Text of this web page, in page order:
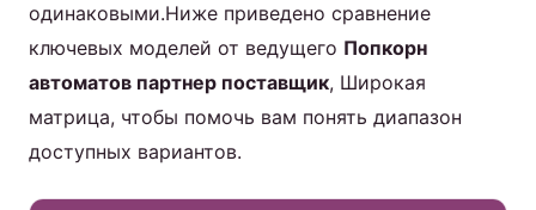
одинаковыми.Ниже приведено сравнение
ключевых моделей от ведущего Попкорн
автоматов партнер поставщик, Широкая
матрица, чтобы помочь вам понять диапазон
доступных вариантов.